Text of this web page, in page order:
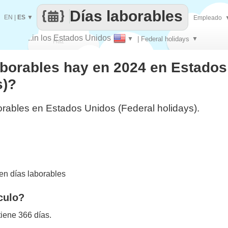
Haz
que
..in los Estados Unidos ▼ | Federal holidays ▼
Días laborables
EN ES ▼ Empleado
hay en 2024 en
en Estados Unidos (Federal holidays).
días laborables
366 días.